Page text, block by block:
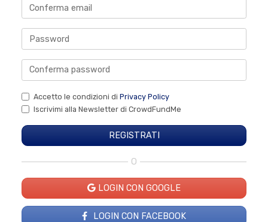
Accetto le condizioni di Privacy Policy
Iscrivimi alla Newsletter di CrowdFundMe
O
LOGIN CON GOOGLE
LOGIN CON FACEBOOK